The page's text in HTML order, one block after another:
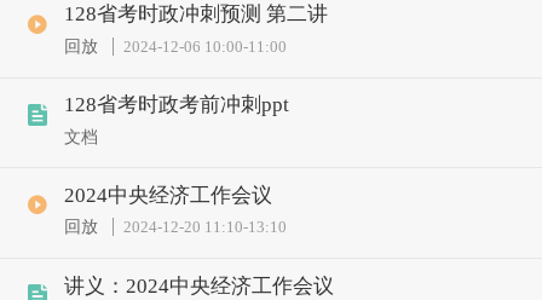
128省考时政冲刺预测 第二讲
回放 2024-12-06 10:00-11:00
128省考时政考前冲刺ppt
文档
2024中央经济工作会议
回放 2024-12-20 11:10-13:10
讲义：2024中央经济工作会议